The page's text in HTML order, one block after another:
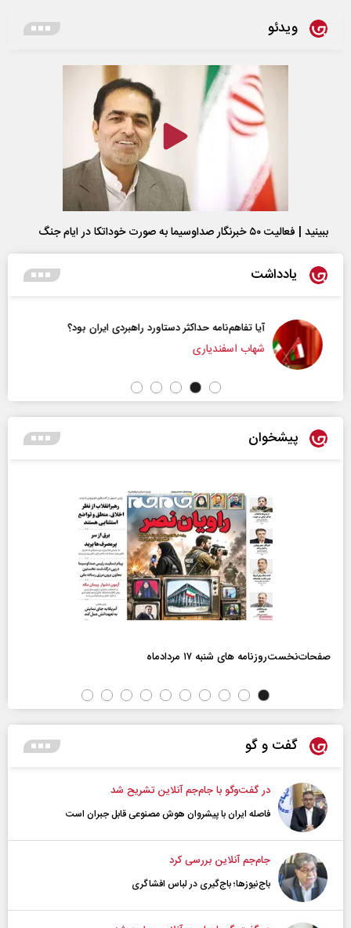
ویدئو
ببینید | فعالیت ۵۰ خبرنگار صداوسیما به صورت خوداتکا در ایام جنگ
یادداشت
آیا تفاهم‌نامه حداکثر دستاورد راهبردی ایران بود؟
شهاب اسفندیاری
پیشخوان
صفحات‌نخست‌روزنامه ها‌ی شنبه ۱۷ مردادماه
گفت و گو
در گفت‌و‌گو با جام‌جم آنلاین تشریح شد
فاصله ایران با پیشرو‌ان هوش مصنوعی قابل جبران است
جام‌جم آنلاین بررسی کرد
باج‌نیوزها؛ باج‌گیری در لباس افشاگری